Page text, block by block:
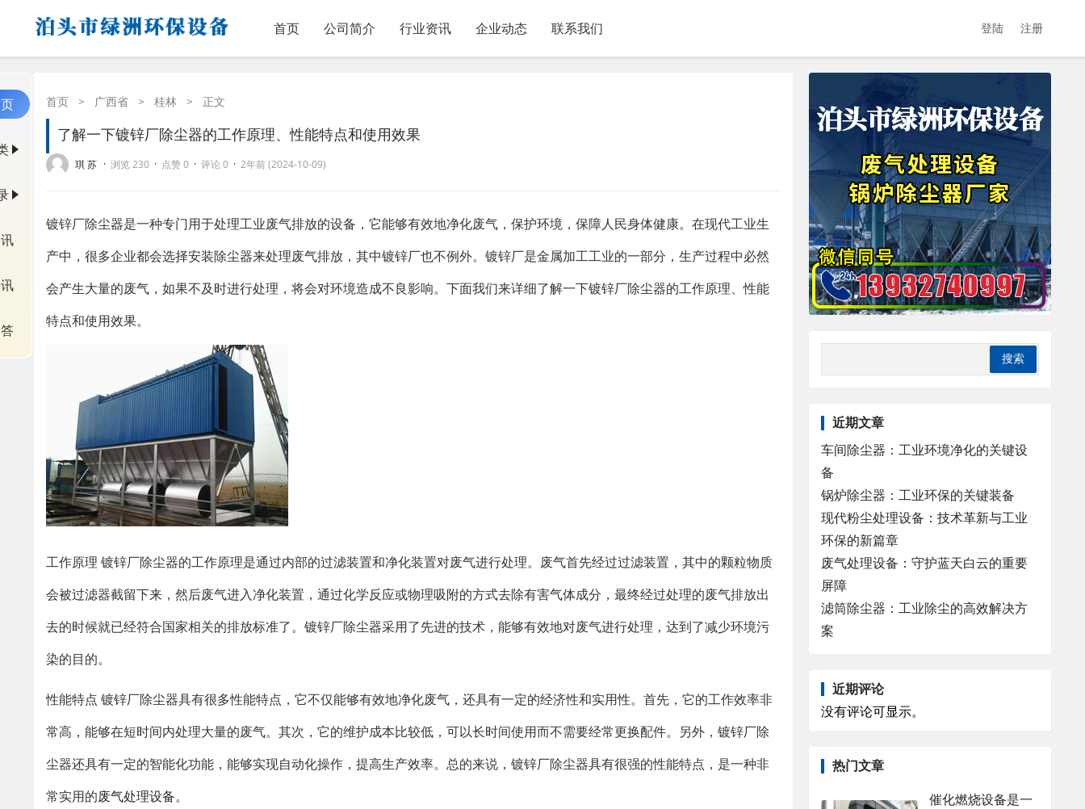
首页 公司简介 行业资讯 企业动态 联系我们 登陆 注册
首页 > 广西省 > 桂林 > 正文
了解一下镀锌厂除尘器的工作原理、性能特点和使用效果
琪 苏 · 浏览 230 · 点赞 0 · 评论 0 · 2年前 (2024-10-09)
镀锌厂除尘器是一种专门用于处理工业废气排放的设备，它能够有效地净化废气，保护环境，保障人民身体健康。在现代工业生
产中，很多企业都会选择安装除尘器来处理废气排放，其中镀锌厂也不例外。镀锌厂是金属加工工业的一部分，生产过程中必然
会产生大量的废气，如果不及时进行处理，将会对环境造成不良影响。下面我们来详细了解一下镀锌厂除尘器的工作原理、性能
特点和使用效果。
工作原理 镀锌厂除尘器的工作原理是通过内部的过滤装置和净化装置对废气进行处理。废气首先经过过滤装置，其中的颗粒物质
会被过滤器截留下来，然后废气进入净化装置，通过化学反应或物理吸附的方式去除有害气体成分，最终经过处理的废气排放出
去的时候就已经符合国家相关的排放标准了。镀锌厂除尘器采用了先进的技术，能够有效地对废气进行处理，达到了减少环境污
染的目的。
性能特点 镀锌厂除尘器具有很多性能特点，它不仅能够有效地净化废气，还具有一定的经济性和实用性。首先，它的工作效率非
常高，能够在短时间内处理大量的废气。其次，它的维护成本比较低，可以长时间使用而不需要经常更换配件。另外，镀锌厂除
尘器还具有一定的智能化功能，能够实现自动化操作，提高生产效率。总的来说，镀锌厂除尘器具有很强的性能特点，是一种非
常实用的废气处理设备。
近期文章
车间除尘器：工业环境净化的关键设
备
锅炉除尘器：工业环保的关键装备
现代粉尘处理设备：技术革新与工业
环保的新篇章
废气处理设备：守护蓝天白云的重要
屏障
滤筒除尘器：工业除尘的高效解决方
案
近期评论
没有评论可显示。
热门文章
催化燃烧设备是一